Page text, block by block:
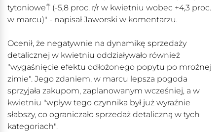
tytonioweŤ (-5,8 proc. r/r w kwietniu wobec +4,3 proc.
w marcu)" - napisał Jaworski w komentarzu.
Ocenił, że negatywnie na dynamikę sprzedaży
detalicznej w kwietniu oddziaływało również
"wygaśnięcie efektu odłożonego popytu po mroźnej
zimie". Jego zdaniem, w marcu lepsza pogoda
sprzyjała zakupom, zaplanowanym wcześniej, a w
kwietniu "wpływ tego czynnika był już wyraźnie
słabszy, co ograniczało sprzedaż detaliczną w tych
kategoriach".